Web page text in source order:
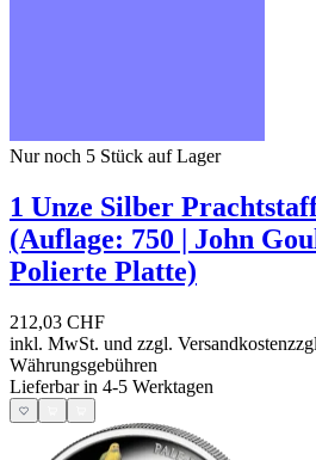
Nur noch 5 Stück auf Lager
1 Unze Silber
(Auflage: 750 | John
Polierte Platte)
212,03 CHF
inkl. MwSt. und zzgl. Versandkosten
Währungsgebühren
Lieferbar in 4-5 Werktagen